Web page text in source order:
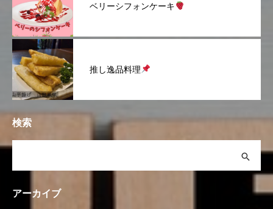
ベリーシフォンケーキ
推し逸品料理
検索
アーカイブ